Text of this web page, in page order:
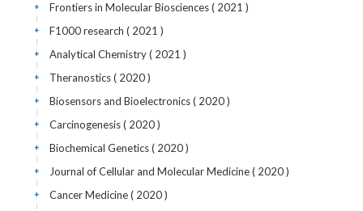
Frontiers in Molecular Biosciences( 2021 )
+
F1000 research ( 2021 )
+
Analytical Chemistry( 2021 )
+
Theranostics( 2020 )
+
Biosensors and Bioelectronics( 2020 )
+
Carcinogenesis( 2020 )
+
Biochemical Genetics( 2020 )
+
Journal of Cellular and Molecular Medicine( 2020 )
+
Cancer Medicine( 2020 )
+